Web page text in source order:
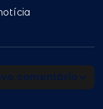
comentário